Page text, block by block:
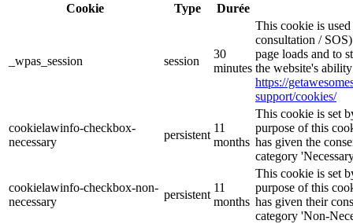
Cookie
Type Durée
_wpas_session session
30
minutes
This cookie is
consultation /
page loads and to
the website's
https://
support/cookies/
cookielawinfo-checkbox-
necessary
persistent
11
months
This cookie is set
purpose of this
has given the
category
cookielawinfo-checkbox-non-
necessary
persistent
11
months
This cookie is set
purpose of this
has given their
category 'Non-